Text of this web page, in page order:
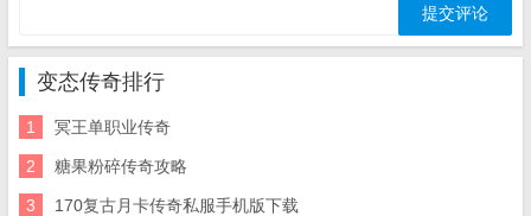
变态传奇排行
1 冥王单职业传奇
2 糖果粉碎传奇攻略
3 170复古月卡传奇私服手机版下载